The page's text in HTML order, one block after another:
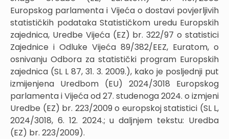
Europskog parlamenta i Vijeća o dostavi povjerljivih
statističkih podataka Statističkom uredu Europskih
zajednica, Uredbe Vijeća (EZ) br. 322/97 o statistici
Zajednice i Odluke Vijeća 89/382/EEZ, Euratom, o
osnivanju Odbora za statistički program Europskih
zajednica (SL L 87, 31. 3. 2009.), kako je posljednji put
izmijenjena Uredbom (EU) 2024/3018 Europskog
parlamenta i Vijeća od 27. studenoga 2024. o izmjeni
Uredbe (EZ) br. 223/2009 o europskoj statistici (SL L,
2024/3018, 6. 12. 2024.; u daljnjem tekstu: Uredba
(EZ) br. 223/2009).